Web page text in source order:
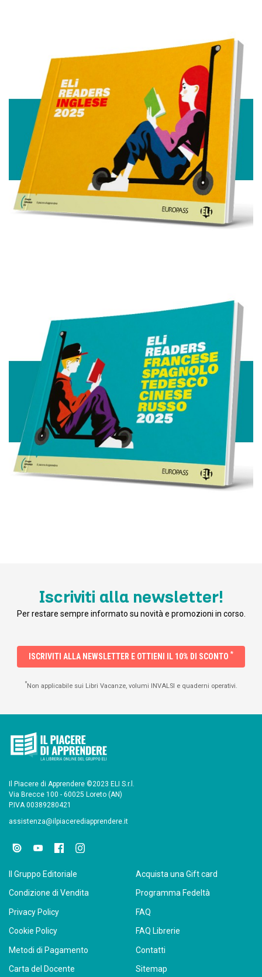
Iscriviti alla newsletter!
Per restare sempre informato su novità e promozioni in corso.
ISCRIVITI ALLA NEWSLETTER E OTTIENI IL 10% DI SCONTO *
*Non applicabile sui Libri Vacanze, volumi INVALSI e quaderni operativi.
Il Piacere di Apprendere ©2023 ELI S.r.l.
Via Brecce 100 - 60025 Loreto (AN)
P.IVA 00389280421
assistenza@ilpiacerediapprendere.it
Il Gruppo Editoriale
Condizione di Vendita
Privacy Policy
Cookie Policy
Metodi di Pagamento
Carta del Docente
Acquista una Gift card
Programma Fedeltà
FAQ
FAQ Librerie
Contatti
Sitemap